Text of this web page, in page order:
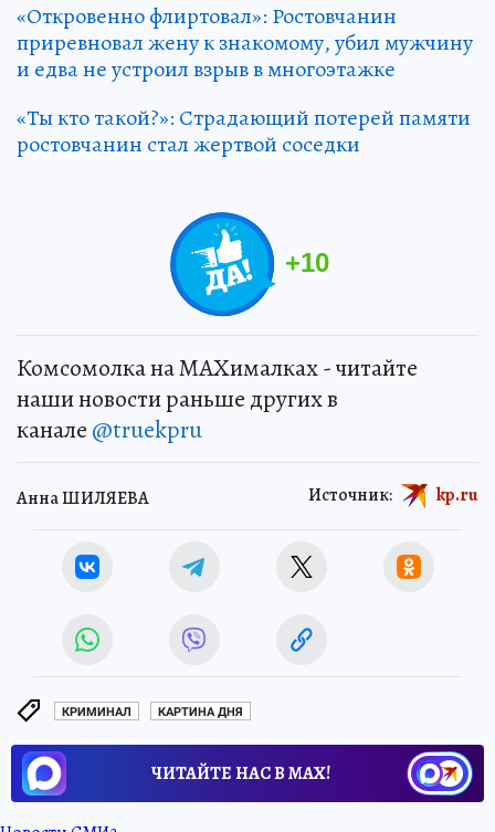
«Откровенно флиртовал»: Ростовчанин
приревновал жену к знакомому, убил мужчину
и едва не устроил взрыв в многоэтажке
«Ты кто такой?»: Страдающий потерей памяти
ростовчанин стал жертвой соседки
+10
Комсомолка на MAXималках - читайте
наши новости раньше других в
канале @truekpru
Анна ШИЛЯЕВА Источник: kp.ru
КРИМИНАЛ КАРТИНА ДНЯ
ЧИТАЙТЕ НАС В МАХ!